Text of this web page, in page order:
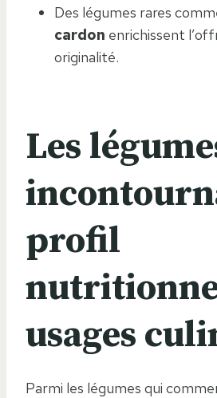
Des légumes rares
cardon enrichissent
originalité.
Les
profil
usages
Parmi les légumes qui